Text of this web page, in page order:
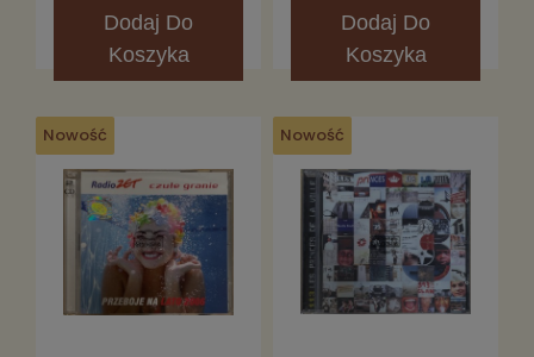
Dodaj Do
Koszyka
Dodaj Do
Koszyka
Nowość Nowość